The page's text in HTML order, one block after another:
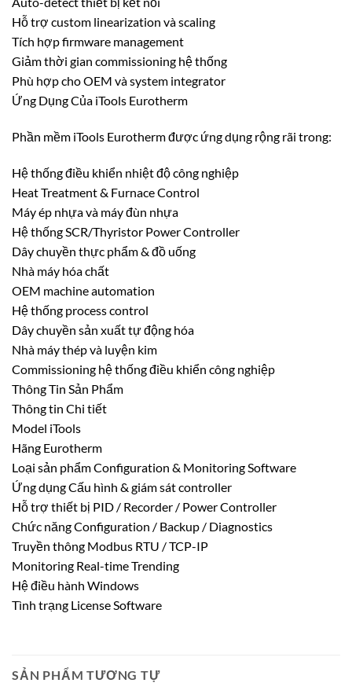
Hỗ trợ custom linearization và scaling
Tích hợp firmware management
Giảm thời gian commissioning hệ thống
Phù hợp cho OEM và system integrator
Ứng Dụng Của iTools Eurotherm
Phần mềm iTools Eurotherm được ứng dụng rộng rãi trong:
Hệ thống điều khiển nhiệt độ công nghiệp
Heat Treatment & Furnace Control
Máy ép nhựa và máy đùn nhựa
Hệ thống SCR/Thyristor Power Controller
Dây chuyền thực phẩm & đồ uống
Nhà máy hóa chất
OEM machine automation
Hệ thống process control
Dây chuyền sản xuất tự động hóa
Nhà máy thép và luyện kim
Commissioning hệ thống điều khiển công nghiệp
Thông Tin Sản Phẩm
Thông tin Chi tiết
Model iTools
Hãng Eurotherm
Loại sản phẩm Configuration & Monitoring Software
Ứng dụng Cấu hình & giám sát controller
Hỗ trợ thiết bị PID / Recorder / Power Controller
Chức năng Configuration / Backup / Diagnostics
Truyền thông Modbus RTU / TCP-IP
Monitoring Real-time Trending
Hệ điều hành Windows
Tình trạng License Software
SẢN PHẨM TƯƠNG TỰ